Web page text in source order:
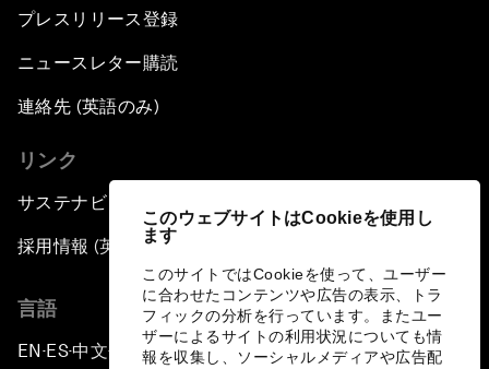
このウェブサイトはCookieを使用し
ます
このサイトではCookieを使って、ユーザー
に合わせたコンテンツや広告の表示、トラ
フィックの分析を行っています。またユー
ザーによるサイトの利用状況についても情
報を収集し、ソーシャルメディアや広告配
プレスリリース登録
ニュースレター購読
連絡先 (英語のみ)
リンク
サステナビリティへの取り組み
採用情報 (英語のみ)
言語
EN ▪ ES▪中文▪ 日本語